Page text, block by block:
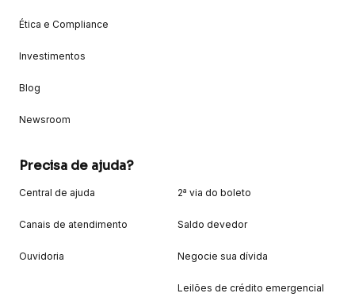
Ética e Compliance
Investimentos
Blog
Newsroom
Precisa de ajuda?
Central de ajuda
Canais de atendimento
Ouvidoria
2ª via do boleto
Saldo devedor
Negocie sua dívida
Leilões de crédito emergencial